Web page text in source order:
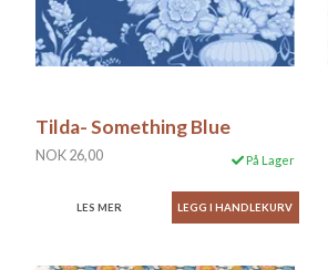
Tilda- Something Blue
NOK 26,00 På Lager
LES MER